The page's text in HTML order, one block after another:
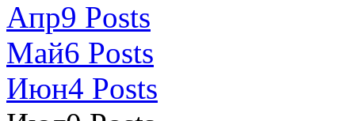
Апр9 Posts
Май6 Posts
Июн4 Posts